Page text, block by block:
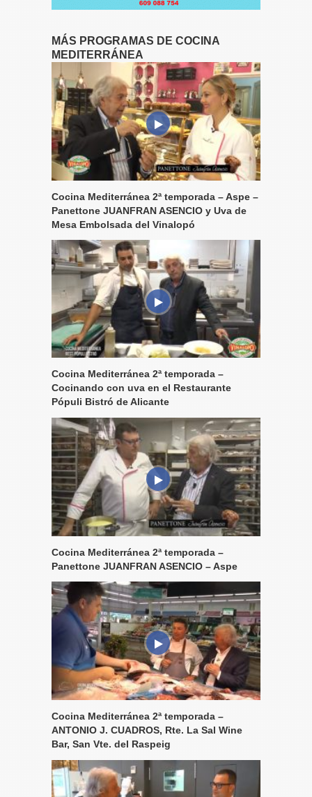
MÁS PROGRAMAS DE COCINA
MEDITERRÁNEA
Cocina Mediterránea 2ª temporada – Aspe –
Panettone JUANFRAN ASENCIO y Uva de
Mesa Embolsada del Vinalopó
Cocina Mediterránea 2ª temporada –
Cocinando con uva en el Restaurante
Pópuli Bistró de Alicante
Cocina Mediterránea 2ª temporada –
Panettone JUANFRAN ASENCIO – Aspe
Cocina Mediterránea 2ª temporada –
ANTONIO J. CUADROS, Rte. La Sal Wine
Bar, San Vte. del Raspeig